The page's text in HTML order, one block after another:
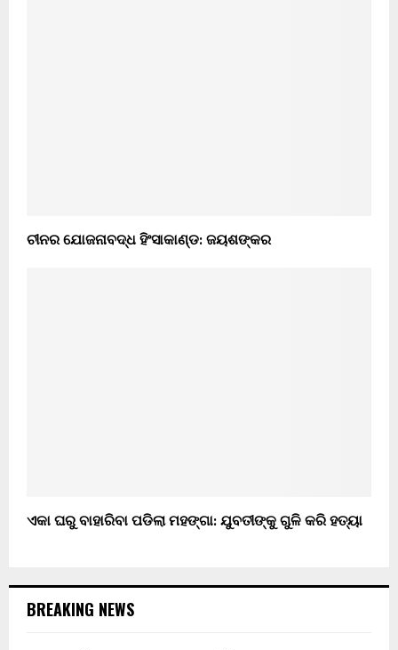
ଚୀନର ଯୋଜନାବଦ୍ଧ ହିଂସାକାଣ୍ଡ: ଜୟଶଙ୍କର
ଏକା ଘରୁ ବାହାରିବା ପଡିଲା ମହଙ୍ଗା: ଯୁବତୀଙ୍କୁ ଗୁଳି କରି ହତ୍ୟା
BREAKING NEWS